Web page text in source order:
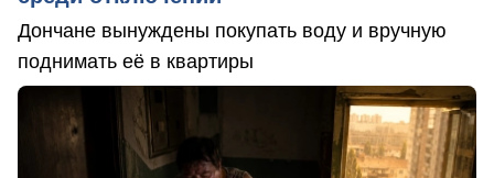
Дончане вынуждены покупать воду и вручную
поднимать её в квартиры